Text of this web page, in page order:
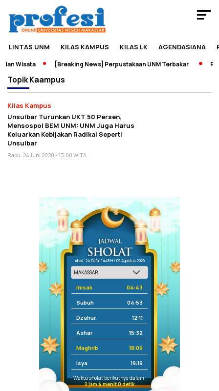
LINTAS UNM KILAS KAMPUS KILAS LK AGENDASIANA
Wisata [Breaking News] Perpustakaan UNM Terbakar
TopikKaampus
Kilas Kampus
Unsulbar Turunkan UKT 50 Persen,
Mensospol BEM UNM: UNM Juga Harus
Keluarkan Kebijakan Radikal Seperti
Unsulbar
Rabu, 24 Juni 2020 - 13:00 WITA
Ahad, 24 Safar 1448 H / 09 Agustus 2026
Imsak 04:43
Subuh 04:53
Dzuhur 12:11
Ashar 15:32
Maghrib 18:09
Isya 19:19
Waktu sholat berikutnya dalam:
2 jam 4 menit 0 detik